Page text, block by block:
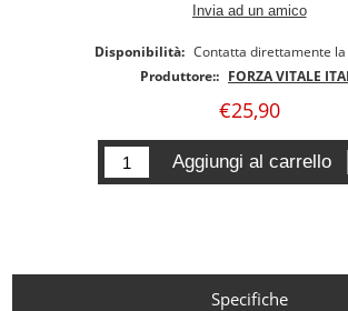
Disponibilità: Contatta direttamente
Produttore:: FORZA VITALE
€25,90
Specifiche